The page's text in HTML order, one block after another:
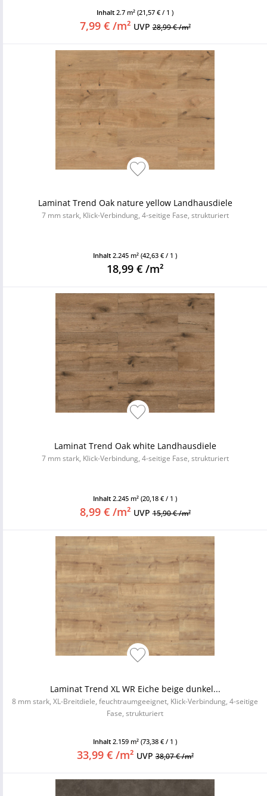
Inhalt 2.7 m² (21,57 € / 1 )
7,99 € /m² UVP28,99 € /m²
Laminat Trend Oak nature yellow Landhausdiele
7 mm stark, Klick-Verbindung, 4-seitige Fase, strukturiert
Inhalt 2.245 m² (42,63 € / 1 )
18,99 € /m²
Laminat Trend Oak white Landhausdiele
7 mm stark, Klick-Verbindung, 4-seitige Fase, strukturiert
Inhalt 2.245 m² (20,18 € / 1 )
8,99 € /m² UVP15,90 € /m²
Laminat Trend XL WR Eiche beige dunkel...
8 mm stark, XL-Breitdiele, feuchtraumgeeignet, Klick-Verbindung, 4-seitige
Fase, strukturiert
Inhalt 2.159 m² (73,38 € / 1 )
33,99 € /m² UVP38,07 € /m²